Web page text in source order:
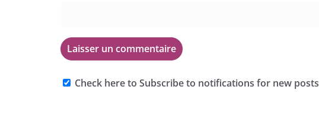
Check here to Subscribe to notifications for new posts